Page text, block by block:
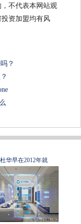
不代表本网站观
资加盟均有风
？
杜华早在2012年就